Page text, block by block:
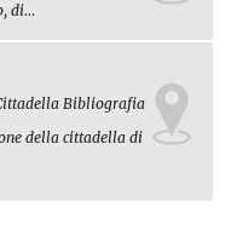
di…
Bibliografia
della cittadella di